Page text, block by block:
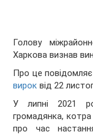
Голову
Харкова визнав
Про це повідомляє
вирок від 22
У липні 2021
громадянка,
про час